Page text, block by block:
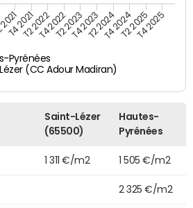
Pyrénées
(CC Adour Madiran)
T4 2021T2 2022T4 2022T2 2023T4 2023T2 2024T4 2024T2 2025T4 2025
Saint-Lézer
(65500)
Hautes-
Pyrénées
1 311 €/m2 1 505 €/m2
2 325 €/m2